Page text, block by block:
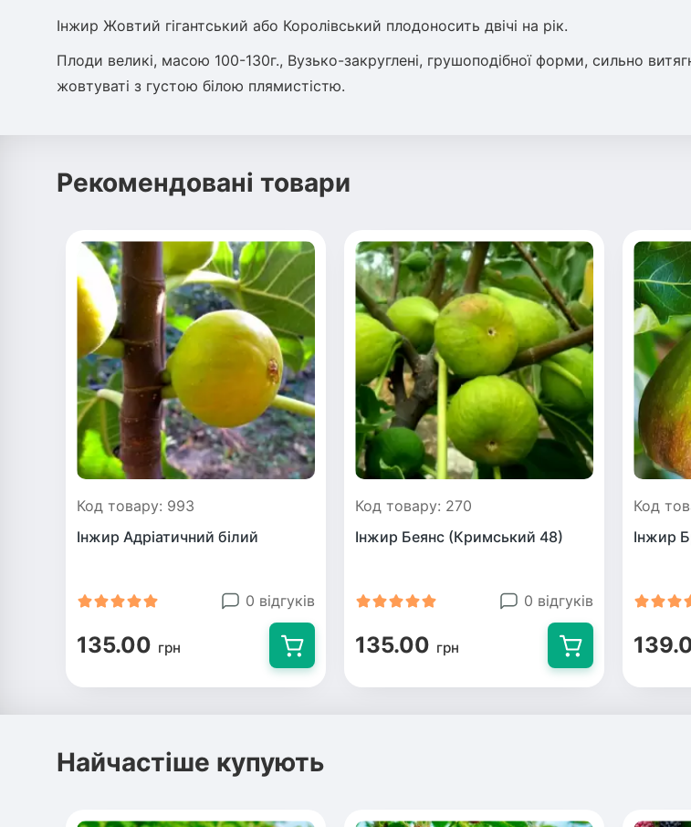
Інжир Жовтий гігантський або Королівський плодоносить двічі на рік.
Плоди великі, масою 100-130г., Вузько-закруглені, грушоподібної форми, сильно
жовтуваті з густою білою плямистістю.
Рекомендовані товари
Код товару: 993
Інжир Адріатичний білий
0 відгуків
135.00 грн
Код товару: 270
Інжир Беянс (Кримський 48)
0 відгуків
135.00 грн
Код
Інжир
Найчастіше купують